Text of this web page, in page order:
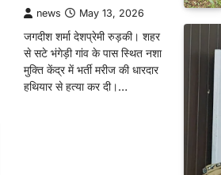
news May 13, 2026
जगदीश शर्मा देशप्रेमी रुड़की। शहर
से सटे भंगेड़ी गांव के पास स्थित नशा
मुक्ति केंद्र में भर्ती मरीज की धारदार
हथियार से हत्या कर दी।…